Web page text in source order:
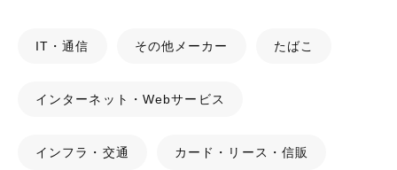
IT・通信 その他メーカー たばこ
インターネット・Webサービス
インフラ・交通 カード・リース・信販